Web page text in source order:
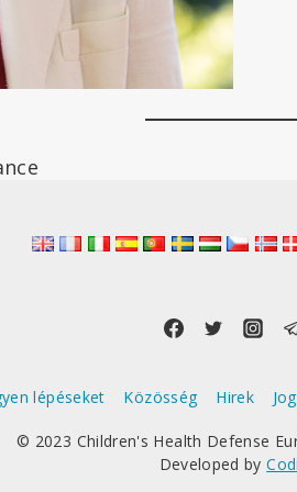
lépéseket Közösség Hirek
© 2023 Children's Health Defense
Developed by